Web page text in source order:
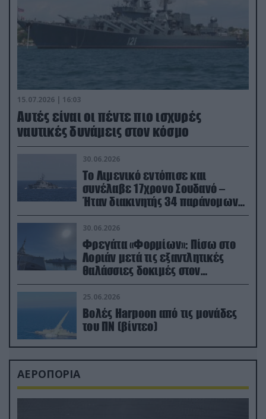
15.07.2026 | 16:03
Aυτές είναι οι πέντε πιο ισχυρές
ναυτικές δυνάμεις στον κόσμο
30.06.2026
Το Λιμενικό εντόπισε και
συνέλαβε 17χρονο Σουδανό –
Ήταν διακινητής 34 παράνομων
μεταναστών
30.06.2026
Φρεγάτα «Φορμίων»: Πίσω στο
Λοριάν μετά τις εξαντλητικές
θαλάσσιες δοκιμές στον
απαιτητικό Βισκαϊκό
25.06.2026
Βολές Harpoon από τις μονάδες
του ΠΝ (βίντεο)
ΑΕΡΟΠΟΡΙΑ